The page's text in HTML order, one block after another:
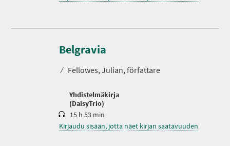
Belgravia
⁄ Fellowes, Julian, författare
Yhdistelmäkirja
(DaisyTrio)
e
s
o
15 h 53 min
Kirjaudu sisään, jotta näet kirjan saatavuuden